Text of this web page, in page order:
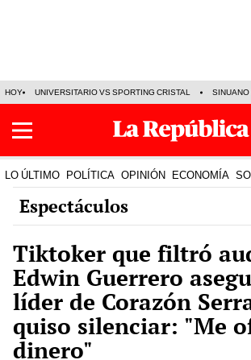
HOY UNIVERSITARIO VS SPORTING CRISTAL SINUANO
LO ÚLTIMO POLÍTICA OPINIÓN ECONOMÍA
Espectáculos
Tiktoker que filtró
Edwin Guerrero
líder de Corazón
quiso silenciar: "Me
dinero"